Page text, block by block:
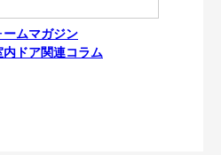
ームマガジン
ドア関連コラム